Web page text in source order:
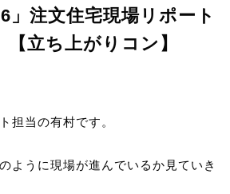
」注文住宅現場リポート
立ち上がりコン】
担当の有村です。
ように現場が進んでいるか見ていき